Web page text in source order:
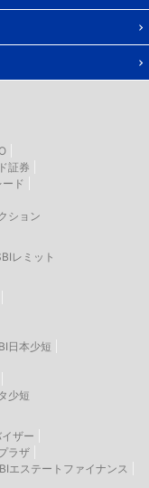
証券
ド
ション
レミット
日本少短
少短
ザー
ラザ
エステートファイナンス